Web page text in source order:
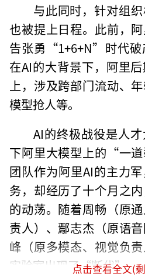
与此同时，针对组
也被提上日程。此前，
告张勇“1+6+N”时代破
在AI的大背景下，阿里
上，涉及跨部门流动、
模型抢人等。
AI的终极战役是人
下阿里大模型上的“一
团队作为阿里AI的主力
务，却经历了十个月之
的动荡。随着周畅（原
责人）、鄢志杰（原语
峰（原多模态、视觉负
实验室出现了“断代”。
点击查看全文(